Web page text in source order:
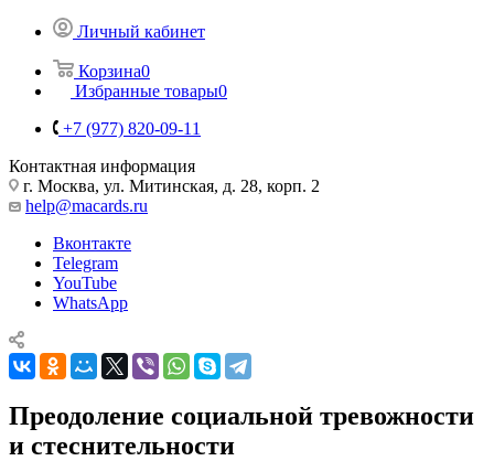
Личный кабинет
Корзина0
Избранные товары0
+7 (977) 820-09-11
Контактная информация
г. Москва, ул. Митинская, д. 28, корп. 2
help@macards.ru
Вконтакте
Telegram
YouTube
WhatsApp
Преодоление социальной тревожности
и стеснительности